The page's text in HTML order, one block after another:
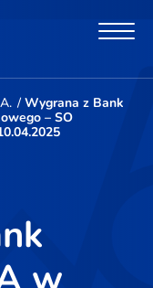
/ Wygrana z Bank
– SO